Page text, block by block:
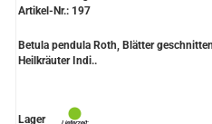
Artikel-Nr.: 197
Betula pendula Roth, Blätter
Heilkräuter Indi..
Lager